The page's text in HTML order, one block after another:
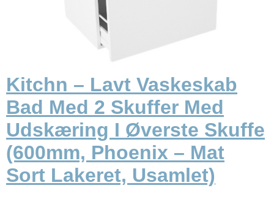
Kitchn – Lavt Vaskeskab
Bad Med 2 Skuffer Med
Udskæring I Øverste Skuffe
(600mm, Phoenix – Mat
Sort Lakeret, Usamlet)